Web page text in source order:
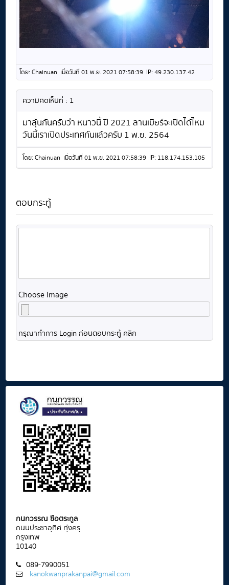
โดย: Chainuan เมื่อวันที่ 01 พ.ย. 2021 07:58:39 IP: 49.230.137.42
ความคิดเห็นที่ : 1
มาลุ้นกันครับว่า หนาวนี้ ปี 2021 ลานเบียร์จะเปิดได้ไหม
วันนี้เราเปิดประเทศกันแล้วครับ 1 พ.ย. 2564
โดย: Chainuan เมื่อวันที่ 01 พ.ย. 2021 07:58:39 IP: 118.174.153.105
ตอบกระทู้
Choose Image
กรุณาทำการ Login ก่อนตอบกระทู้ คลิก
กนกวรรณ ซือตระกูล
ถนนประชาอุทิศ ทุ่งครุ
กรุงเทพ
10140
089-7990051
kanokwanprakanpai@gmail.com